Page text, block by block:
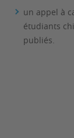
un appel à
étudiants
publiés.